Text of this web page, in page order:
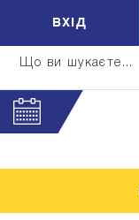
Що ви шукаєте...
ВXIД